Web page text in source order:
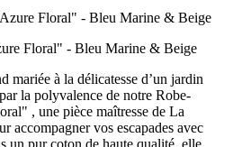
Floral" - Bleu Marine & Beige
mariée à la délicatesse d’un jardin
la polyvalence de notre Robe-
, une pièce maîtresse de La
accompagner vos escapades avec
un pur coton de haute qualité, elle